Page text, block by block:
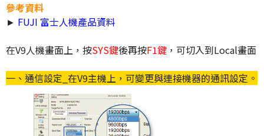
參考資料
► FUJI 富士人機產品資料
在V9人機畫面上，按SYS鍵後再按F1鍵 ，可切入到Local畫面
一、通信設定_在V9主機上，可變更與連接機器的通訊設定。